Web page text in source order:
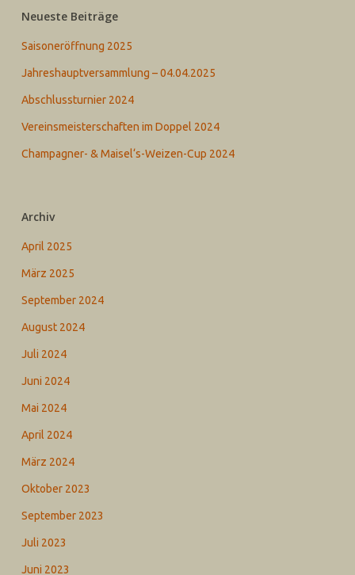
Neueste Beiträge
Saisoneröffnung 2025
Jahreshauptversammlung – 04.04.2025
Abschlussturnier 2024
Vereinsmeisterschaften im Doppel 2024
Champagner- & Maisel‘s-Weizen-Cup 2024
Archiv
April 2025
März 2025
September 2024
August 2024
Juli 2024
Juni 2024
Mai 2024
April 2024
März 2024
Oktober 2023
September 2023
Juli 2023
Juni 2023